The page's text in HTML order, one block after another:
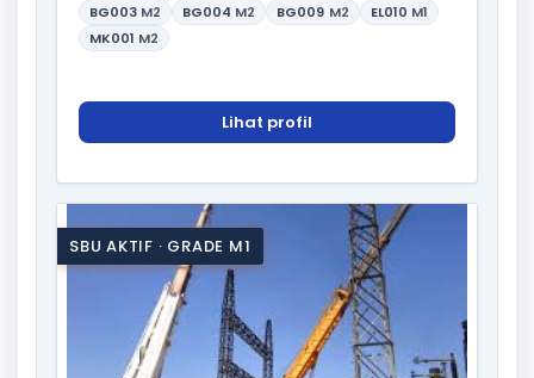
BG003 M2 BG004 M2 BG009 M2 EL010 M1
MK001 M2
Lihat profil
SBU AKTIF · GRADE M1